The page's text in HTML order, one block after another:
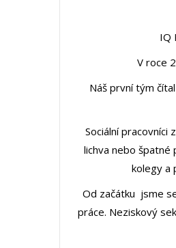
IQ
V roce
Náš první tým
Sociální pracovníci
lichva nebo špatné
kolegy a
Od začátku jsme
práce. Neziskový